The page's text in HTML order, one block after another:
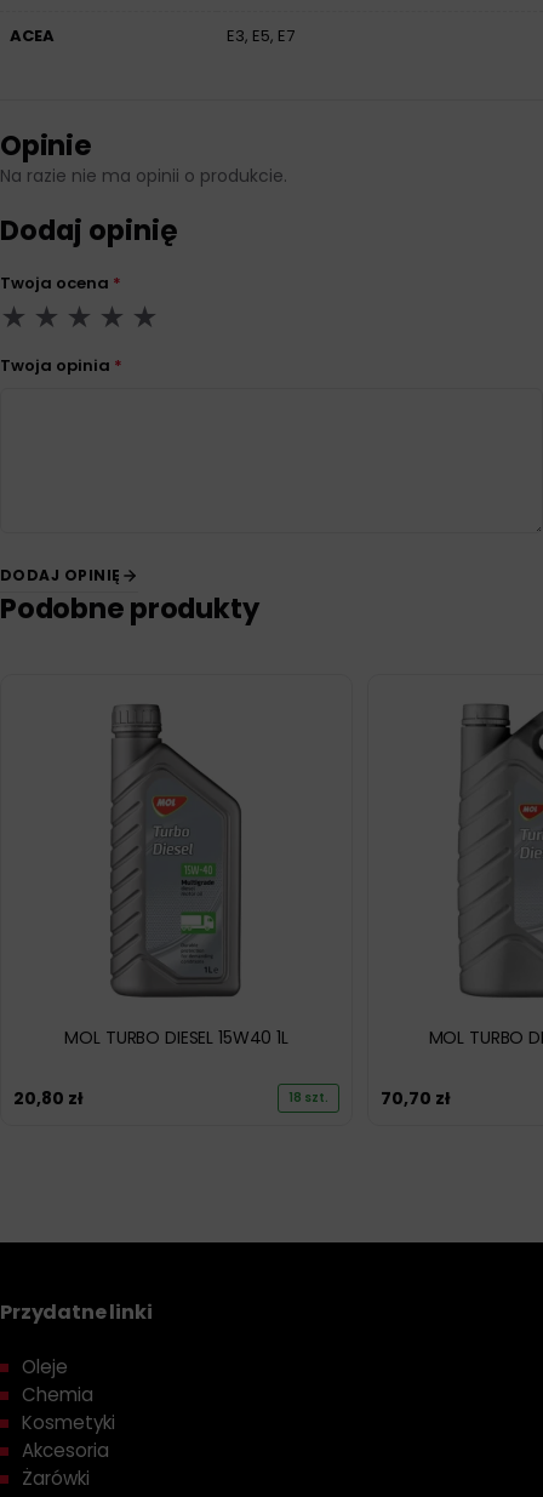
ACEA E3, E5, E7
Opinie
Na razie nie ma opinii o produkcie.
Dodaj opinię
Twoja ocena *
Twoja opinia *
DODAJ OPINIĘ
Podobne produkty
MOL TURBO DIESEL 15W40 1L
20,80 zł 18 szt.
MOL TURBO
70,70 zł
Przydatne linki
Oleje
Chemia
Kosmetyki
Akcesoria
Żarówki